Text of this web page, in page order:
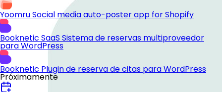
YoomruSocial media auto-poster app for Shopify
Booknetic SaaS Sistema de reservas multiproveedor
para WordPress
Booknetic Plugin de reserva de citas para WordPress
Próximamente